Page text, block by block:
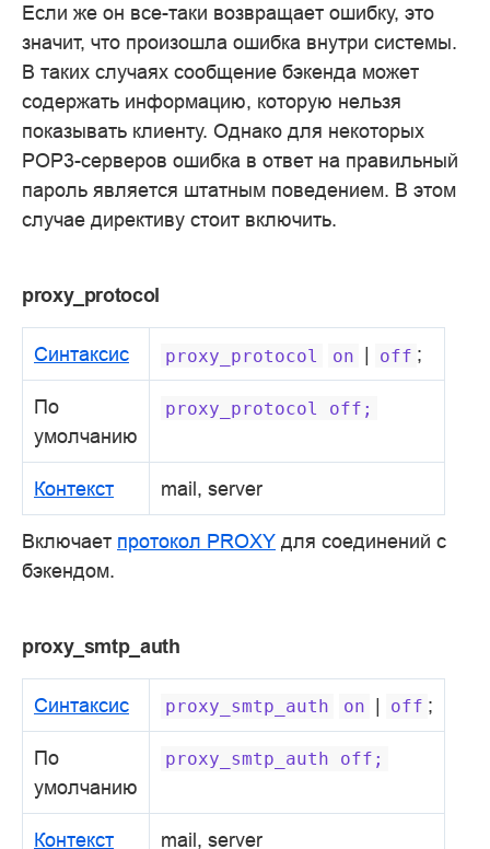
Если же он все-таки возвращает ошибку, это
значит, что произошла ошибка внутри системы.
В таких случаях сообщение бэкенда может
содержать информацию, которую нельзя
показывать клиенту. Однако для некоторых
POP3-серверов ошибка в ответ на правильный
пароль является штатным поведением. В этом
случае директиву стоит включить.
proxy_protocol
Синтаксис proxy_protocol on | off ;
По
умолчанию
proxy_protocol off;
Контекст mail, server
Включает протокол PROXY для соединений с
бэкендом.
proxy_smtp_auth
Синтаксис proxy_smtp_auth on | off ;
По
умолчанию
proxy_smtp_auth off;
Контекст mail, server